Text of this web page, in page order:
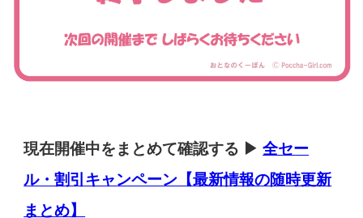
現在開催中をまとめて確認する ▶全セー
ル・割引キャンペーン【最新情報の随時更新
まとめ】